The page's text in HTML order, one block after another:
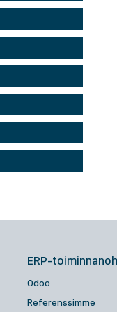
ERP-
Odoo
Referenssimme